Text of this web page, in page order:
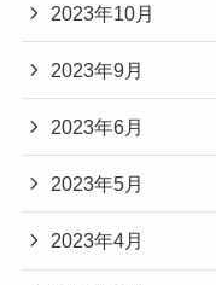
2023年10月
2023年9月
2023年6月
2023年5月
2023年4月